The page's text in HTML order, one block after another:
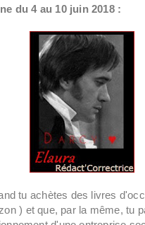
du 4 au 10 juin 2018 :
tu achètes des livres
) et que, par la même, tu